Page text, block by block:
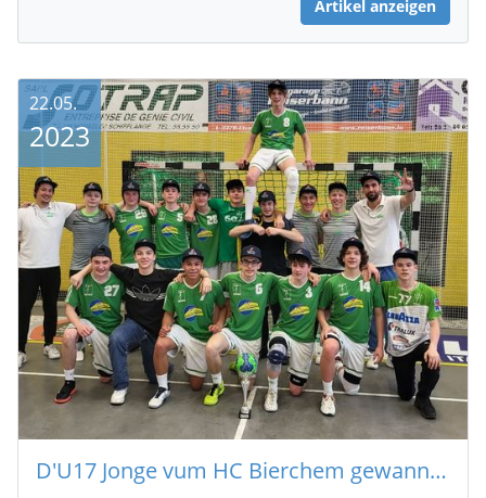
Artikel anzeigen
D'U17 Jonge vum HC Bierchem gewannen den AXA Cup 2023
22.05.
2023